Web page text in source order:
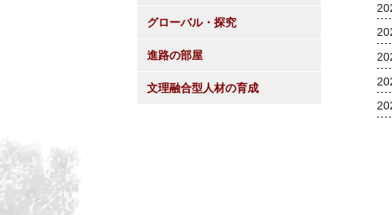
グローバル・探究
進路の部屋
文理融合型人材の育成